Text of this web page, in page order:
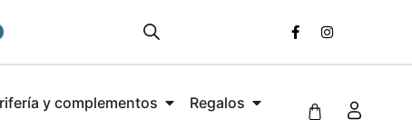
y complementos Regalos